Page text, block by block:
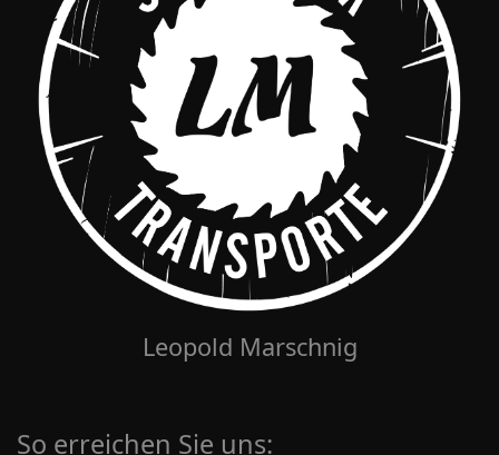
Leopold Marschnig
So erreichen Sie uns: